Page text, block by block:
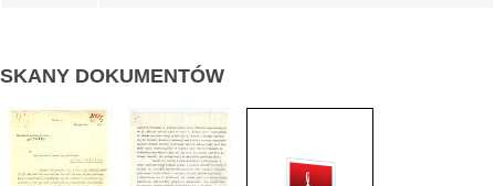
SKANY DOKUMENTÓW